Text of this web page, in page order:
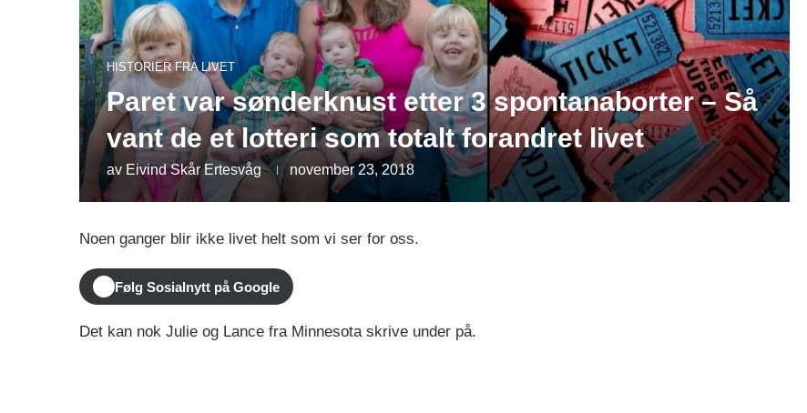
HISTORIER FRA LIVET
Paret var sønderknust etter 3 spontanaborter – Så
vant de et lotteri som totalt forandret livet
av Eivind Skår Ertesvåg november 23, 2018
Noen ganger blir ikke livet helt som vi ser for oss.
Følg Sosialnytt på Google
Det kan nok Julie og Lance fra Minnesota skrive under på.